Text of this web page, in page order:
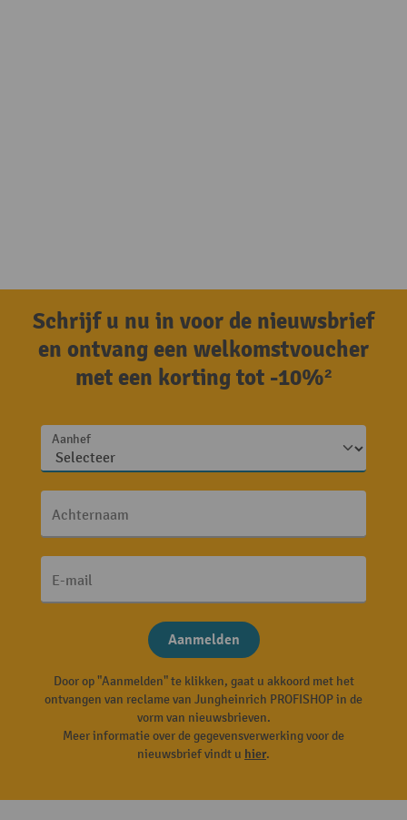
Schrijf u nu in voor de nieuwsbrief
en ontvang een welkomstvoucher
met een korting tot -10%²
Aanhef
Achternaam
E-mail
Aanmelden
Door op "Aanmelden" te klikken, gaat u akkoord met het
ontvangen van reclame van Jungheinrich PROFISHOP in de
vorm van nieuwsbrieven.
Meer informatie over de gegevensverwerking voor de
nieuwsbrief vindt u hier.